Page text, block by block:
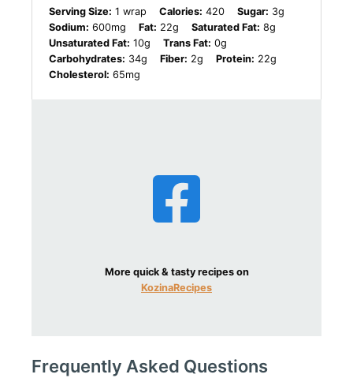
Serving Size: 1 wrap Calories: 420 Sugar: 3g
Sodium: 600mg Fat: 22g Saturated Fat: 8g
Unsaturated Fat: 10g Trans Fat: 0g
Carbohydrates: 34g Fiber: 2g Protein: 22g
Cholesterol: 65mg
More quick & tasty recipes on
KozinaRecipes
Frequently Asked Questions